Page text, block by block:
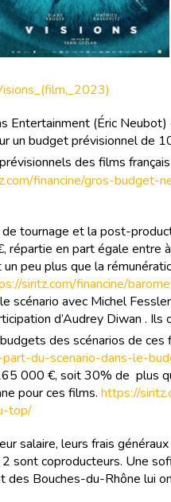
Entertainment (Éric
un budget prévisionnel de
des films
financine/gros-budget-
tournage et la post-
en part égale entre
un peu plus que la
siritz.com/financine/
scénario avec Michel
d’Audrey Diwan .
des scénarios de ces
part-du-scenario-dans-le-
000 €, soit 30% de plus
pour ces films. https://
top/
salaire, leurs frais
sont coproducteurs. Une
des Bouches-du-Rhône lui